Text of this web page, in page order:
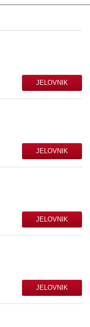
JELOVNIK
JELOVNIK
JELOVNIK
JELOVNIK